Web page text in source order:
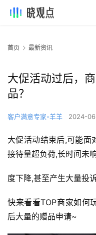
首页 最新资讯
大促活动过后，
品？
客户满意专家-羊羊 2024-
大促活动结束后,可能面
接待量超负荷,长时间未
度下降,甚至产生大量投诉
快来看看TOP商家如何
后大量的赠品申请~